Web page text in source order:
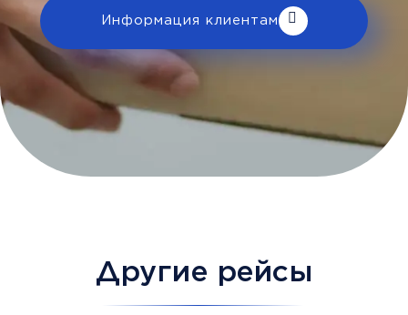
Информация клиентам
Другие рейсы